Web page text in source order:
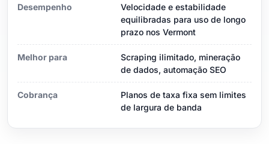
Desempenho
Velocidade e estabilidade
equilibradas para uso de longo
prazo nos Vermont
Melhor para
Scraping ilimitado, mineração
de dados, automação SEO
Cobrança
Planos de taxa fixa sem limites
de largura de banda